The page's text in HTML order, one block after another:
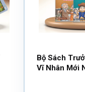
Bộ Sách
Vĩ Nhân Mới